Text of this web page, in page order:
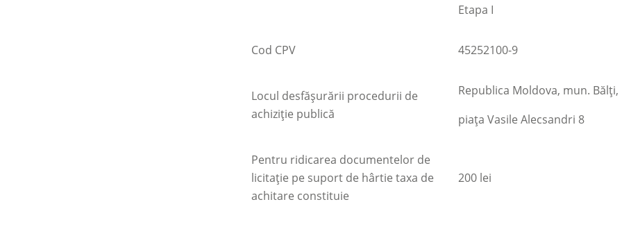
Etapa I
Cod CPV 45252100-9
Locul desfăşurării procedurii de
achiziţie publică
Republica Moldova, mun. Bălţi,
piaţa Vasile Alecsandri 8
Pentru ridicarea documentelor de
licitaţie pe suport de hârtie taxa de
achitare constituie
200 lei